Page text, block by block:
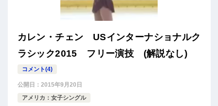
カレン・チェン USインターナショナルク
ラシック2015 フリー演技 (解説なし)
コメント(4)
公開日： 2015年9月20日
アメリカ：女子シングル